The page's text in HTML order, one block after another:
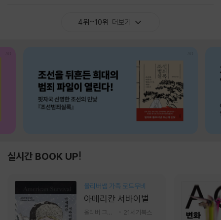
4위~10위 더보기
실시간 BOOK UP!
올리버쌤 가족 로드무비
아메리칸 서바이벌
21세기북스